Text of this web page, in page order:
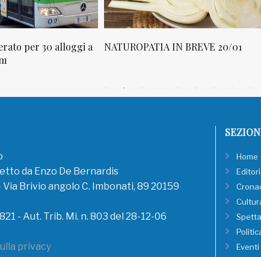
30 alloggi a
NATUROPATIA IN BREVE 20/01
da Enzo De Bernardis
Via Brivio angolo C. Imbonati, 89 20159
- Aut. Trib. Mi. n. 803 del 28-12-06
privacy
Home
Eventi